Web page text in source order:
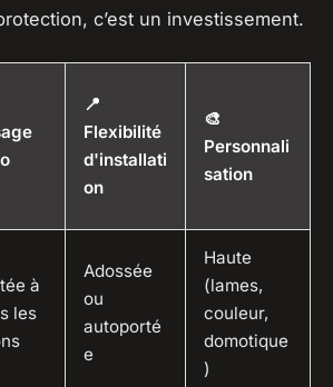
c’est un investissement.
📍
Flexibilité
d'installati
on
🎨
Personnali
sation
à
les
Adossée
ou
autoporté
e
Haute
(lames,
couleur,
domotique
)